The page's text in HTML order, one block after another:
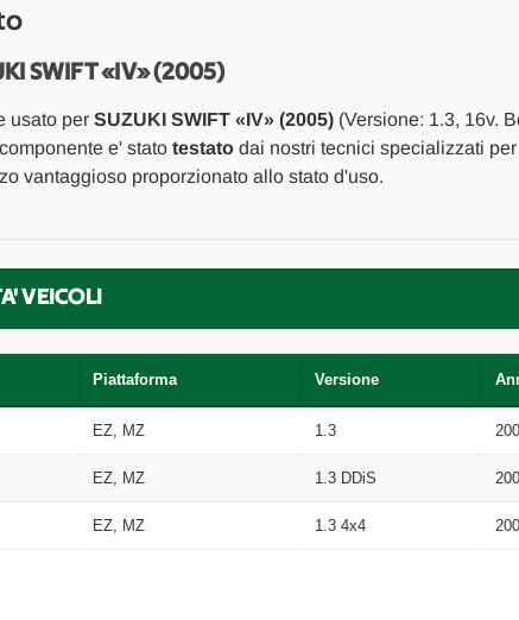
SWIFT «IV» (2005)
usato per SUZUKI SWIFT «IV» (2005)(Versione: 1.3, 16v.
e' stato testatodai nostri tecnici specializzati
vantaggioso proporzionato allo stato d'uso.
VEICOLI
Piattaforma Versione
EZ, MZ 1.3
EZ, MZ 1.3 DDiS
EZ, MZ 1.3 4x4